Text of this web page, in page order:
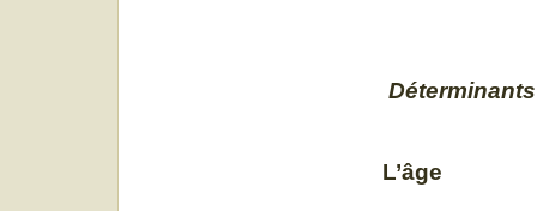
L’âge